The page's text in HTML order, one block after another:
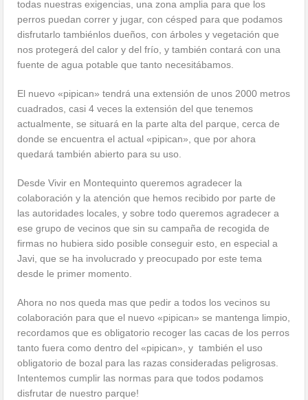
todas nuestras exigencias, una zona amplia para que los
perros puedan correr y jugar, con césped para que podamos
disfrutarlo tambiénlos dueños, con árboles y vegetación que
nos protegerá del calor y del frío, y también contará con una
fuente de agua potable que tanto necesitábamos.
El nuevo «pipican» tendrá una extensión de unos 2000 metros
cuadrados, casi 4 veces la extensión del que tenemos
actualmente, se situará en la parte alta del parque, cerca de
donde se encuentra el actual «pipican», que por ahora
quedará también abierto para su uso.
Desde Vivir en Montequinto queremos agradecer la
colaboración y la atención que hemos recibido por parte de
las autoridades locales, y sobre todo queremos agradecer a
ese grupo de vecinos que sin su campaña de recogida de
firmas no hubiera sido posible conseguir esto, en especial a
Javi, que se ha involucrado y preocupado por este tema
desde le primer momento.
Ahora no nos queda mas que pedir a todos los vecinos su
colaboración para que el nuevo «pipican» se mantenga limpio,
recordamos que es obligatorio recoger las cacas de los perros
tanto fuera como dentro del «pipican», y también el uso
obligatorio de bozal para las razas consideradas peligrosas.
Intentemos cumplir las normas para que todos podamos
disfrutar de nuestro parque!